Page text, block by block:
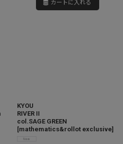
カートに入れる
KYOU
RIVER II
col.SAGE GREEN
[mathematics&rollot exclusive]